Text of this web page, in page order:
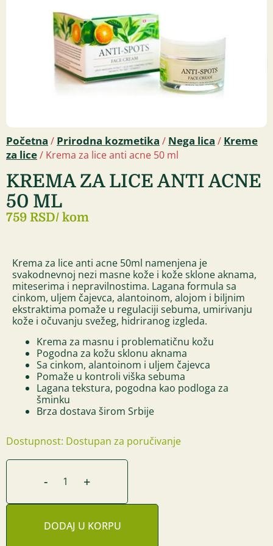
Početna / Prirodna kozmetika / Nega lica / Kreme
za lice/ Krema za lice anti acne 50 ml
KREMA ZA LICE ANTI ACNE
50 ML
759 RSD/ kom
Krema za lice anti acne 50ml namenjena je
svakodnevnoj nezi masne kože i kože sklone aknama,
miteserima i nepravilnostima. Lagana formula sa
cinkom, uljem čajevca, alantoinom, alojom i biljnim
ekstraktima pomaže u regulaciji sebuma, umirivanju
kože i očuvanju svežeg, hidriranog izgleda.
Krema za masnu i problematičnu kožu
Pogodna za kožu sklonu aknama
Sa cinkom, alantoinom i uljem čajevca
Pomaže u kontroli viška sebuma
Lagana tekstura, pogodna kao podloga za
šminku
Brza dostava širom Srbije
Dostupnost: Dostupan za poručivanje
- +
DODAJ U KORPU